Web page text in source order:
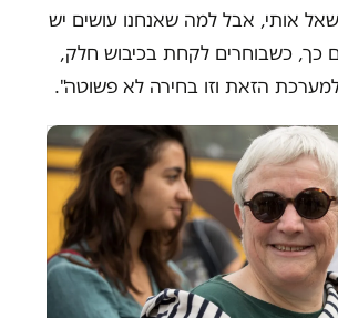
אותי, אבל למה שאנחנו עושים יש
כך, כשבוחרים לקחת בכיבוש חלק,
הזאת וזו בחירה לא פשוטה".